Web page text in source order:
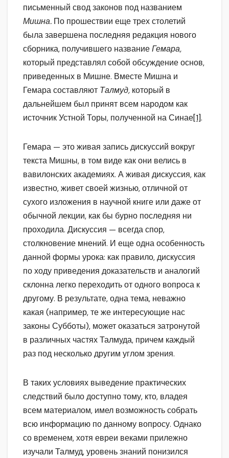
письменный свод законов под названием
Мишна. По прошествии еще трех столетий
была завершена последняя редакция нового
сборника, получившего названиеГемара,
который представлял собой обсуждение основ,
приведенных в Мишне. Вместе Мишна и
Гемара составляют Талмуд, который в
дальнейшем был принят всем народом как
источник Устной Торы, полученной на Синае[1].
Гемара — это живая запись дискуссий вокруг
текста Мишны, в том виде как они велись в
вавилонских академиях. А живая дискуссия, как
известно, живет своей жизнью, отличной от
сухого изложения в научной книге или даже от
обычной лекции, как бы бурно последняя ни
проходила. Дискуссия — всегда спор,
столкновение мнений. И еще одна особенность
данной формы урока: как правило, дискуссия
по ходу приведения доказательств и аналогий
склонна легко переходить от одного вопроса к
другому. В результате, одна тема, неважно
какая (например, те же интересующие нас
законы Субботы), может оказаться затронутой
в различных частях Талмуда, причем каждый
раз под несколько другим углом зрения.
В таких условиях выведение практических
следствий было доступно тому, кто, владея
всем материалом, имел возможность собрать
всю информацию по данному вопросу. Однако
со временем, хотя евреи веками прилежно
изучали Талмуд, уровень знаний понизился